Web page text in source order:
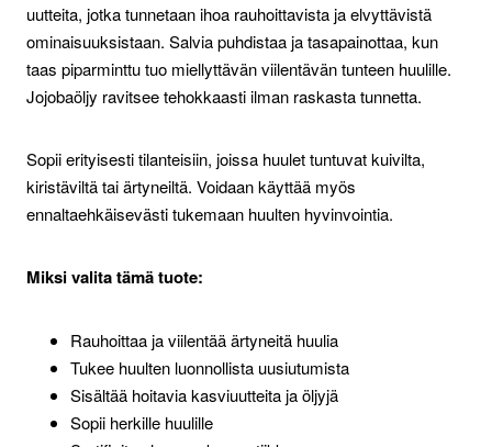
uutteita, jotka tunnetaan ihoa rauhoittavista ja elvyttävistä
ominaisuuksistaan. Salvia puhdistaa ja tasapainottaa, kun
taas piparminttu tuo miellyttävän viilentävän tunteen huulille.
Jojobaöljy ravitsee tehokkaasti ilman raskasta tunnetta.
Sopii erityisesti tilanteisiin, joissa huulet tuntuvat kuivilta,
kiristäviltä tai ärtyneiltä. Voidaan käyttää myös
ennaltaehkäisevästi tukemaan huulten hyvinvointia.
Miksi valita tämä tuote:
Rauhoittaa ja viilentää ärtyneitä huulia
Tukee huulten luonnollista uusiutumista
Sisältää hoitavia kasviuutteita ja öljyjä
Sopii herkille huulille